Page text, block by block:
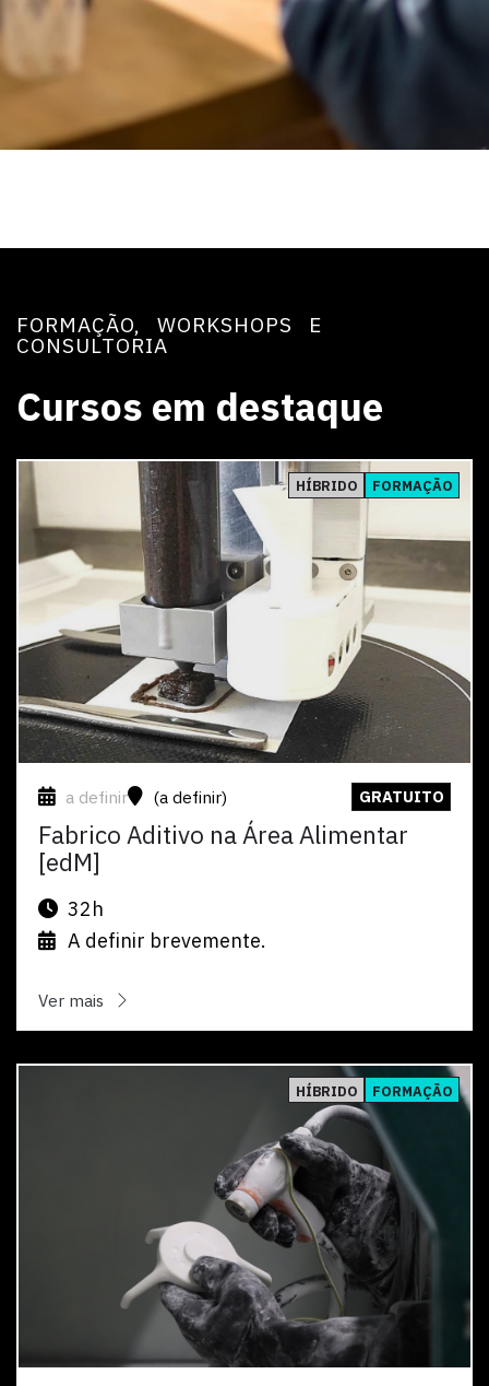
FORMAÇÃO, WORKSHOPS E
CONSULTORIA
Cursos em destaque
HÍBRIDO FORMAÇÃO
a definir (a definir) GRATUITO
Fabrico Aditivo na Área Alimentar
[edM]
32h
A definir brevemente.
Ver mais
Ver
HÍBRIDO FORMAÇÃO